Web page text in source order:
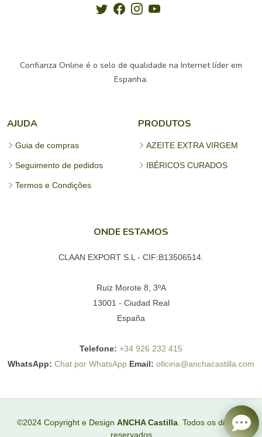
Confianza Online é o selo de qualidade na Internet líder em
Espanha.
AJUDA
Guia de compras
Seguimento de pedidos
Termos e Condições
PRODUTOS
AZEITE EXTRA VIRGEM
IBÉRICOS CURADOS
ONDE ESTAMOS
CLAAN EXPORT S.L - CIF:B13506514.
Ruiz Morote 8, 3ºA
13001 - Ciudad Real
España
Telefone: +34 926 232 415
WhatsApp: Chat por WhatsApp Email: oficina@anchacastilla.com
©2024 Copyright e Design ANCHA Castilla . Todos os direitos
reservados